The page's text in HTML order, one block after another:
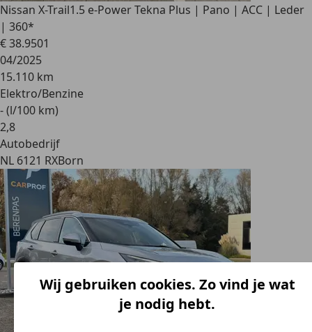
Nissan X-Trail1.5 e-Power Tekna Plus | Pano | ACC | Leder
| 360*
€ 38.9501
04/2025
15.110 km
Elektro/Benzine
- (l/100 km)
2,8
Autobedrijf
NL 6121 RXBorn
Wij gebruiken cookies. Zo vind je wat
je nodig hebt.